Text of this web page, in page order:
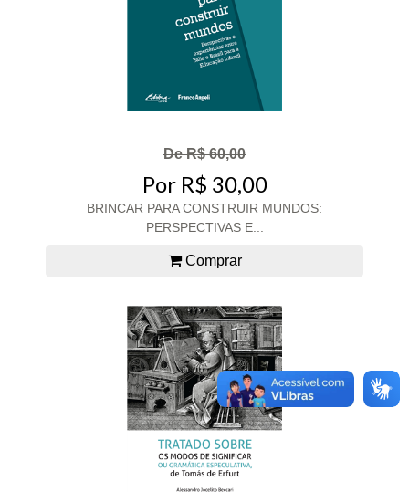
De R$ 60,00
Por R$ 30,00
BRINCAR PARA CONSTRUIR MUNDOS:
PERSPECTIVAS E...
Comprar